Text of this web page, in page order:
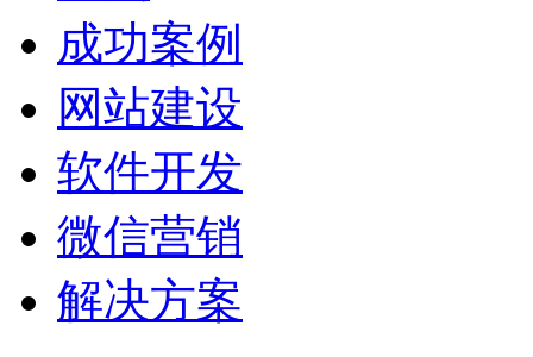
成功案例
网站建设
软件开发
微信营销
解决方案